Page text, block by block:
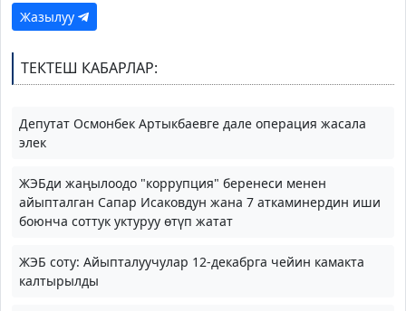
Жазылуу
ТЕКТЕШ КАБАРЛАР:
Депутат Осмонбек Артыкбаевге дале операция жасала
элек
ЖЭБди жаңылоодо "коррупция" беренеси менен
айыпталган Сапар Исаковдун жана 7 аткаминердин иши
боюнча соттук уктуруу өтүп жатат
ЖЭБ соту: Айыпталуучулар 12-декабрга чейин камакта
калтырылды